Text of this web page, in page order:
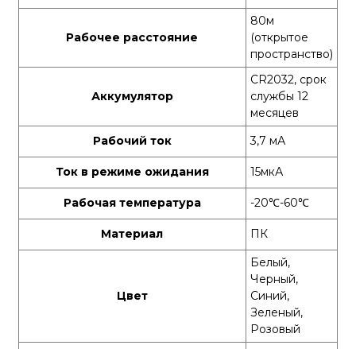
Рабочее расстояние
80м
(открытое
пространство)
Аккумулятор
CR2032, срок
службы 12
месяцев
Рабочий ток
3,7 мА
Ток в режиме ожидания 15мкА
Рабочая температура -20℃-60℃
Материал ПК
Цвет
Белый,
Черный,
Синий,
Зеленый,
Розовый